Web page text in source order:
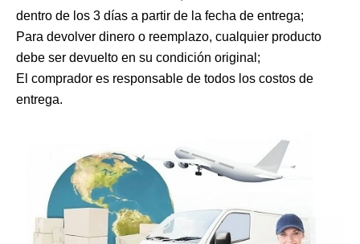
dentro de los 3 días a partir de la fecha de entrega;
Para devolver dinero o reemplazo, cualquier producto
debe ser devuelto en su condición original;
El comprador es responsable de todos los costos de
entrega.